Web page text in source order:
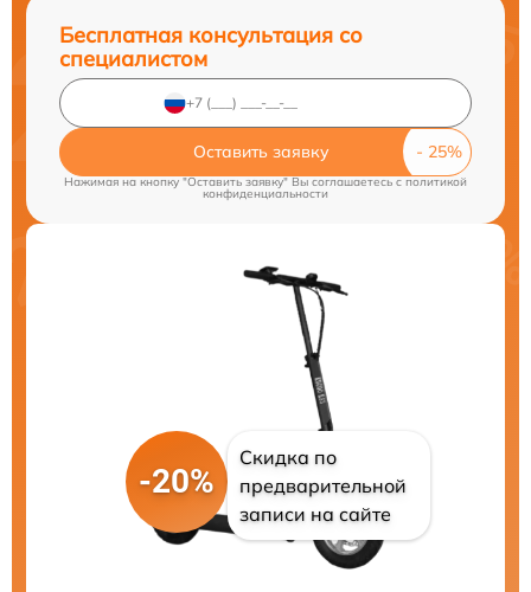
Бесплатная консультация со
специалистом
Оставить заявку
Нажимая на кнопку "Оставить заявку" Вы соглашаетесь cполитикой
конфиденциальности
-20%
Скидка по
предварительной
записи на сайте